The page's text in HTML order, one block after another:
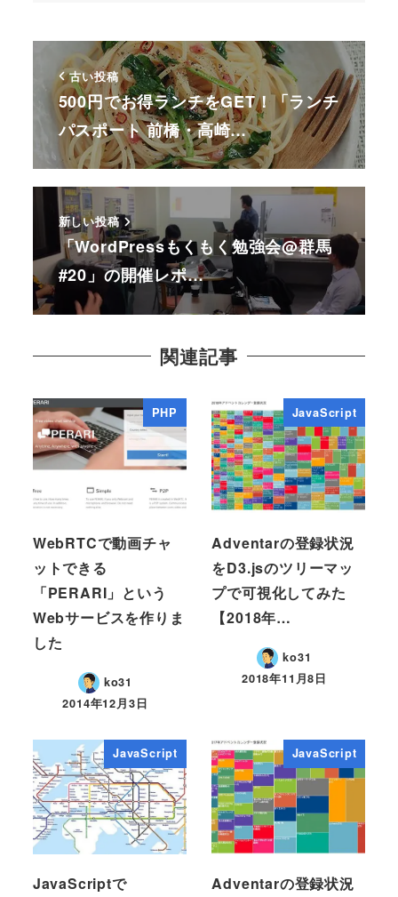
古い投稿
500円でお得ランチをGET！「ランチ
パスポート 前橋・高崎…
新しい投稿
「WordPressもくもく勉強会@群馬
#20」の開催レポ…
関連記事
PHP
WebRTCで動画チャ
ットできる
「PERARI」という
Webサービスを作りま
した
ko31
2014年12月3日
JavaScript
Adventarの登録状況
をD3.jsのツリーマッ
プで可視化してみた
【2018年…
ko31
2018年11月8日
JavaScript
JavaScriptで
JavaScript
Adventarの登録状況